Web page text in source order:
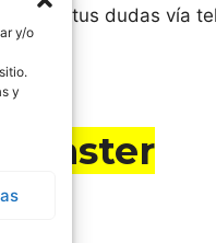
y/o
y
con tus dudas vía
master